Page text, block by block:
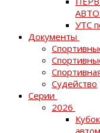
УТС
Документы
Судейство
Серии
2026